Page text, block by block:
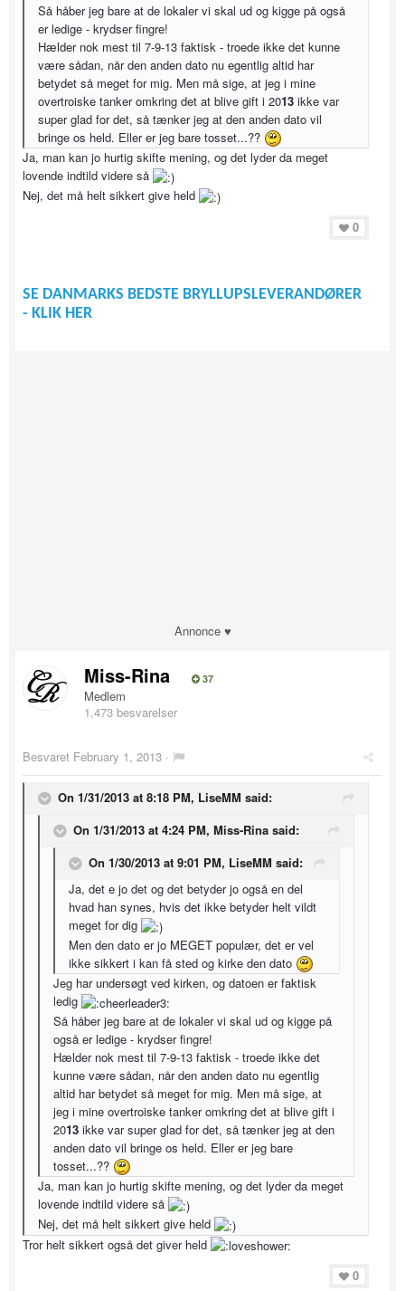
Så håber jeg bare at de lokaler vi skal ud og kigge på også
er ledige - krydser fingre!
Hælder nok mest til 7-9-13 faktisk - troede ikke det kunne
være sådan, når den anden dato nu egentlig altid har
betydet så meget for mig. Men må sige, at jeg i mine
overtroiske tanker omkring det at blive gift i 2013 ikke var
super glad for det, så tænker jeg at den anden dato vil
bringe os held. Eller er jeg bare tosset...??
Ja, man kan jo hurtig skifte mening, og det lyder da meget
lovende indtild videre så
Nej, det må helt sikkert give held
0
SE DANMARKS BEDSTE BRYLLUPSLEVERANDØRER
- KLIK HER
Annonce ♥
Miss-Rina 37
Medlem
1,473 besvarelser
Besvaret February 1, 2013 ·
On 1/31/2013 at 8:18 PM, LiseMM said:
On 1/31/2013 at 4:24 PM, Miss-Rina said:
On 1/30/2013 at 9:01 PM, LiseMM said:
Ja, det e jo det og det betyder jo også en del
hvad han synes, hvis det ikke betyder helt vildt
meget for dig
Men den dato er jo MEGET populær, det er vel
ikke sikkert i kan få sted og kirke den dato
Jeg har undersøgt ved kirken, og datoen er faktisk
ledig
Så håber jeg bare at de lokaler vi skal ud og kigge på
også er ledige - krydser fingre!
Hælder nok mest til 7-9-13 faktisk - troede ikke det
kunne være sådan, når den anden dato nu egentlig
altid har betydet så meget for mig. Men må sige, at
jeg i mine overtroiske tanker omkring det at blive gift i
2013 ikke var super glad for det, så tænker jeg at den
anden dato vil bringe os held. Eller er jeg bare
tosset...??
Ja, man kan jo hurtig skifte mening, og det lyder da meget
lovende indtild videre så
Nej, det må helt sikkert give held
Tror helt sikkert også det giver held
0